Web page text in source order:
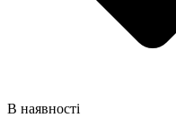
В наявності